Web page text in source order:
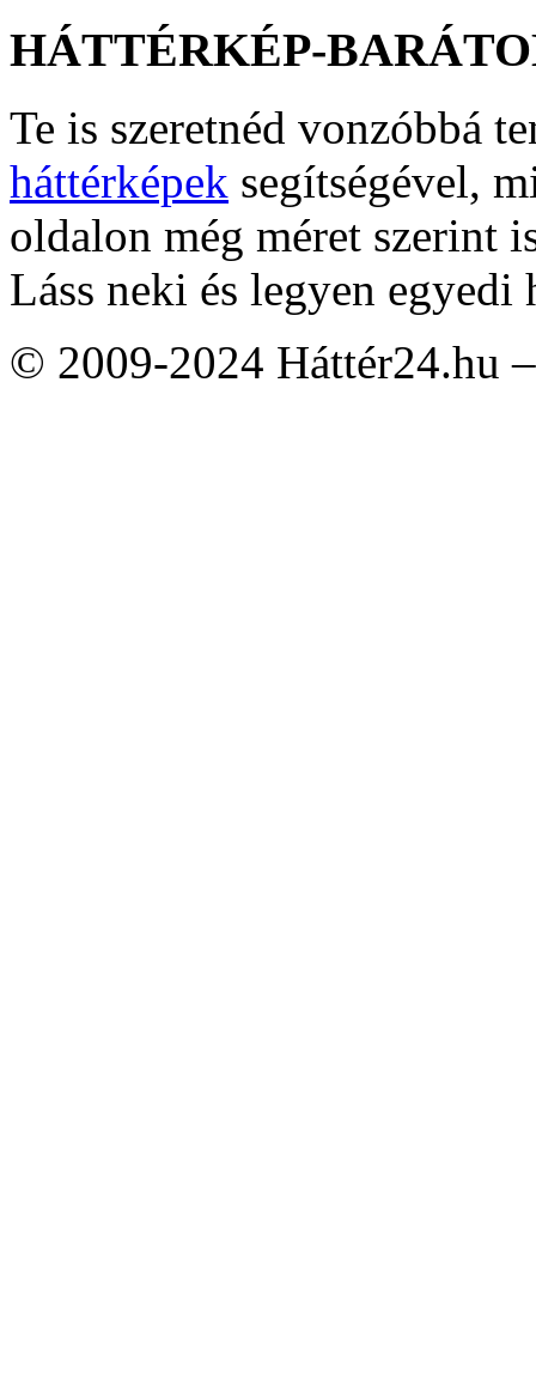
HÁTTÉRKÉP-
Te is szeretnéd vonzóbbá
háttérképek segítségével,
oldalon még méret szerint
Láss neki és legyen egyedi
© 2009-2024 Háttér24.hu